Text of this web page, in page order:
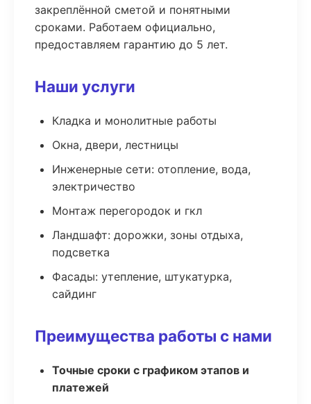
закреплённой сметой и понятными
сроками. Работаем официально,
предоставляем гарантию до 5 лет.
Наши услуги
Кладка и монолитные работы
Окна, двери, лестницы
Инженерные сети: отопление, вода,
электричество
Монтаж перегородок и гкл
Ландшафт: дорожки, зоны отдыха,
подсветка
Фасады: утепление, штукатурка,
сайдинг
Преимущества работы с нами
Точные сроки с графиком этапов и
платежей